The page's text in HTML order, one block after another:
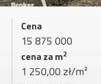
Cena
15 875 000
cena za m2
1 250,00 zł/m²